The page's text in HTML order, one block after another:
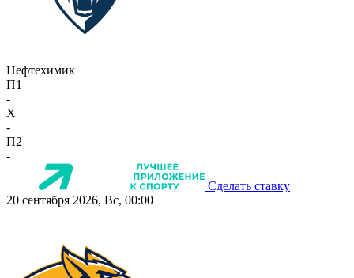
Нефтехимик
П1
-
X
-
П2
-
Сделать ставку
20 сентября 2026, Вс, 00:00